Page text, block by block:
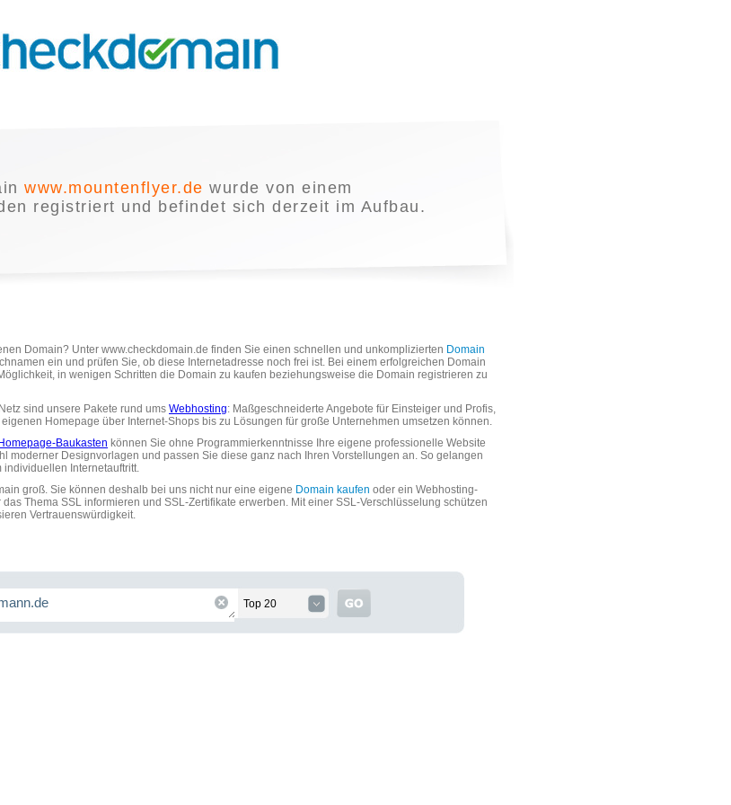
www.mountenflyer.de wurde von einem
registriert und befindet sich derzeit im Aufbau.
Domain? Unter www.checkdomain.de finden Sie einen schnellen und unkomplizierten Domain
ein und prüfen Sie, ob diese Internetadresse noch frei ist. Bei einem erfolgreichen Domain
in wenigen Schritten die Domain zu kaufen beziehungsweise die Domain registrieren zu
sind unsere Pakete rund ums Webhosting: Maßgeschneiderte Angebote für Einsteiger und Profis,
Homepage über Internet-Shops bis zu Lösungen für große Unternehmen umsetzen können.
Homepage-Baukasten können Sie ohne Programmierkenntnisse Ihre eigene professionelle Website
moderner Designvorlagen und passen Sie diese ganz nach Ihren Vorstellungen an. So gelangen
Internetauftritt.
groß. Sie können deshalb bei uns nicht nur eine eigene Domain kaufen oder ein Webhosting-
Thema SSL informieren und SSL-Zertifikate erwerben. Mit einer SSL-Verschlüsselung schützen
Vertrauenswürdigkeit.
Top 20